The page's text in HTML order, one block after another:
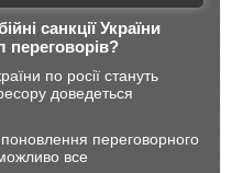
санкції України
переговорів?
по росії стануть
доведеться
переговорного
все